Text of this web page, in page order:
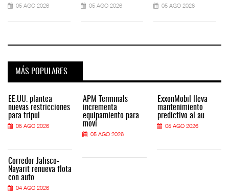
05 AGO 2026 05 AGO 2026 05 AGO 2026
MÁS POPULARES
EE.UU. plantea
nuevas restricciones
para tripul
05 AGO 2026
Corredor Jalisco-
Nayarit renueva flota
con auto
04 AGO 2026
APM Terminals
incrementa
equipamiento para
movi
05 AGO 2026
ExxonMobil lleva
mantenimiento
predictivo al au
05 AGO 2026